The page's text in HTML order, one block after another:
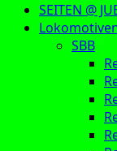
SEITEN @
SBB